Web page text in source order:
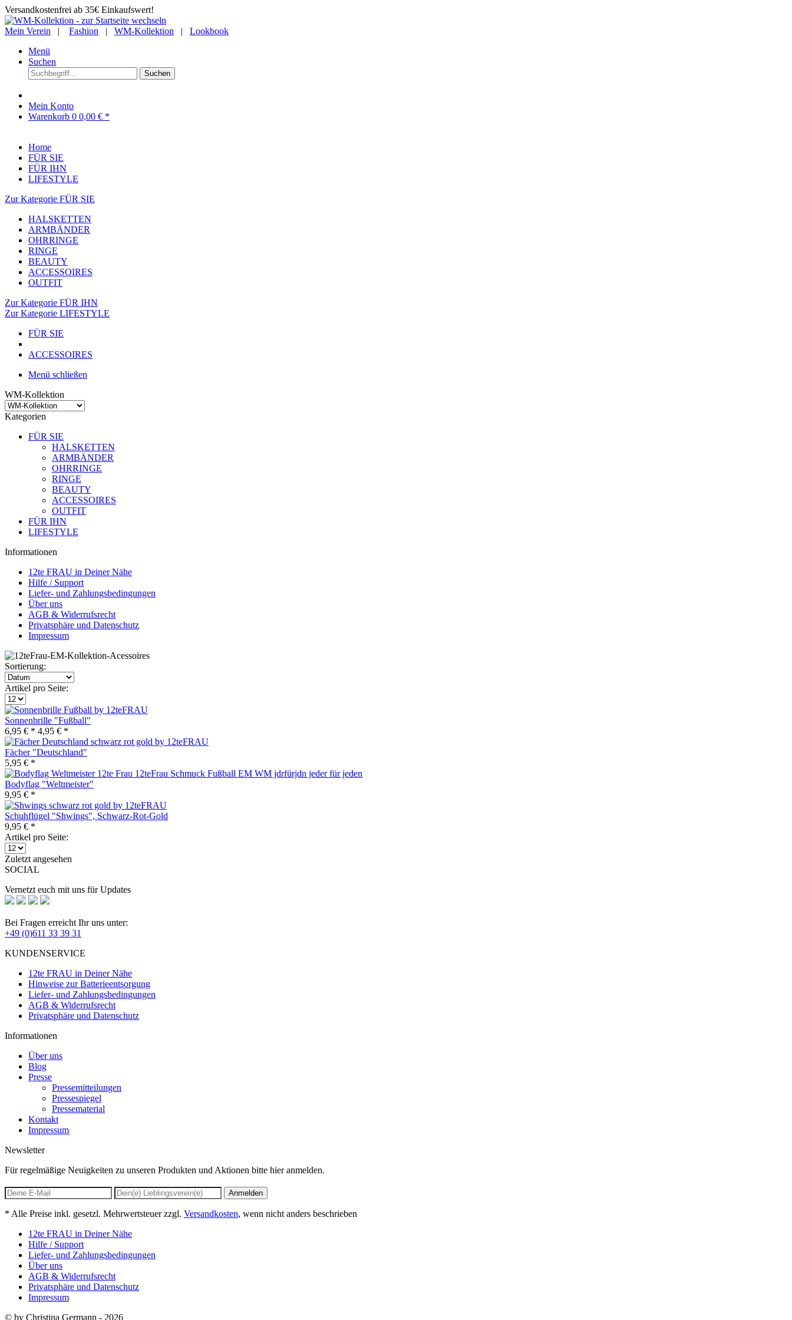
Versandkostenfrei ab 35€ Einkaufswert!
Mein Verein | Fashion | WM-Kollektion | Lookbook
Menü
Suchen
Suchen
Mein Konto
Warenkorb 0 0,00 € *
Home
FÜR SIE
FÜR IHN
LIFESTYLE
Zur Kategorie FÜR SIE
HALSKETTEN
ARMBÄNDER
OHRRINGE
RINGE
BEAUTY
ACCESSOIRES
OUTFIT
Zur Kategorie FÜR IHN
Zur Kategorie LIFESTYLE
FÜR SIE
ACCESSOIRES
Menü schließen
WM-Kollektion
Kategorien
FÜR SIE
HALSKETTEN
ARMBÄNDER
OHRRINGE
RINGE
BEAUTY
ACCESSOIRES
OUTFIT
FÜR IHN
LIFESTYLE
Informationen
12te FRAU in Deiner Nähe
Hilfe / Support
Liefer- und Zahlungsbedingungen
Über uns
AGB & Widerrufsrecht
Privatsphäre und Datenschutz
Impressum
Sortierung:
Artikel pro Seite:
Sonnenbrille "Fußball"
6,95 € * 4,95 € *
Fächer "Deutschland"
5,95 € *
Bodyflag "Weltmeister"
9,95 € *
Schuhflügel "Shwings", Schwarz-Rot-Gold
9,95 € *
Artikel pro Seite:
Zuletzt angesehen
SOCIAL
Vernetzt euch mit uns für Updates
Bei Fragen erreicht Ihr uns unter:
+49 (0)611 33 39 31
KUNDENSERVICE
12te FRAU in Deiner Nähe
Hinweise zur Batterieentsorgung
Liefer- und Zahlungsbedingungen
AGB & Widerrufsrecht
Privatsphäre und Datenschutz
Informationen
Über uns
Blog
Presse
Pressemitteilungen
Pressespiegel
Pressematerial
Kontakt
Impressum
Newsletter
Für regelmäßige Neuigkeiten zu unseren Produkten und Aktionen bitte hier anmelden.
Anmelden
* Alle Preise inkl. gesetzl. Mehrwertsteuer zzgl. Versandkosten, wenn nicht anders beschrieben
12te FRAU in Deiner Nähe
Hilfe / Support
Liefer- und Zahlungsbedingungen
Über uns
AGB & Widerrufsrecht
Privatsphäre und Datenschutz
Impressum
© by Christina Germann - 2026